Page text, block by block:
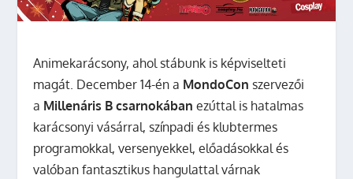
Animekarácsony, ahol stábunk is képviselteti
magát. December 14-én a MondoCon szervezői
a Millenáris B csarnokában ezúttal is hatalmas
karácsonyi vásárral, színpadi és klubtermes
programokkal, versenyekkel, előadásokkal és
valóban fantasztikus hangulattal várnak